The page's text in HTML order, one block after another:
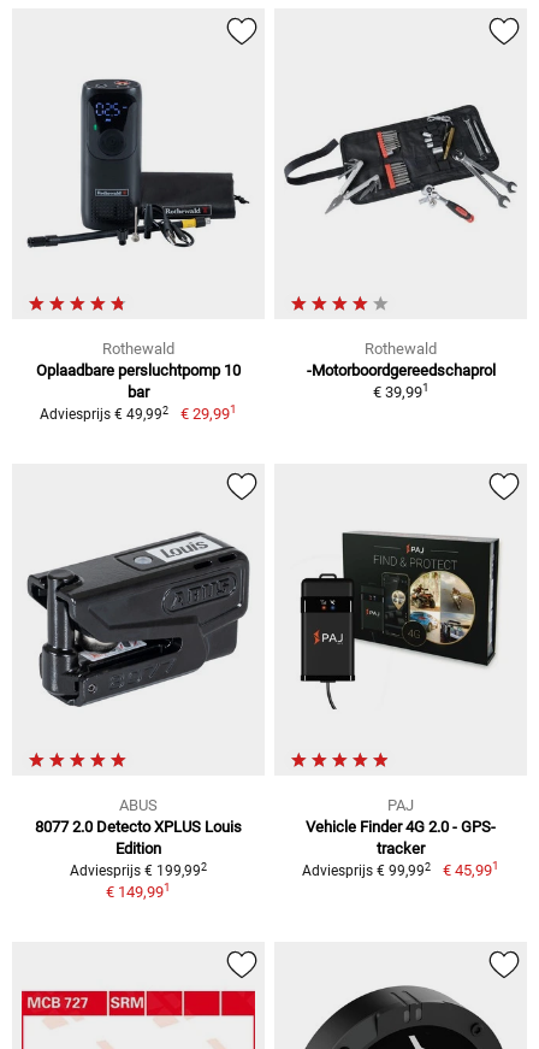
Rothewald
Oplaadbare persluchtpomp 10
bar
Adviesprijs € 49,992 € 29,991
Rothewald
-Motorboordgereedschaprol
€ 39,991
ABUS
8077 2.0 Detecto XPLUS Louis
Edition
Adviesprijs € 199,992
€ 149,991
PAJ
Vehicle Finder 4G 2.0 - GPS-
tracker
Adviesprijs € 99,992 € 45,991